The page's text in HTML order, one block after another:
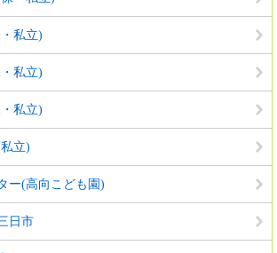
私立)
私立)
私立)
立)
ー(高向こども園)
日市